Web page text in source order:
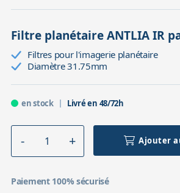
Filtre planétaire ANTLIA IR
Filtres pour l'imagerie planétaire
Diamètre 31.75mm
en stock Livré en 48/72h
Ajouter
Paiement 100% sécurisé